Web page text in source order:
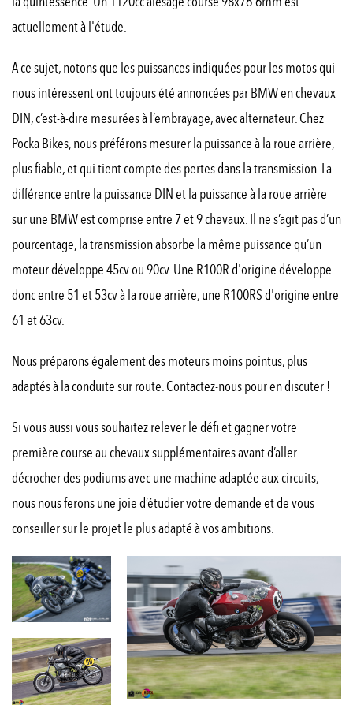
actuellement à l'étude.
A ce sujet, notons que les puissances indiquées pour les motos qui
nous intéressent ont toujours été annoncées par BMW en chevaux
DIN, c’est-à-dire mesurées à l’embrayage, avec alternateur. Chez
Pocka Bikes, nous préférons mesurer la puissance à la roue arrière,
plus fiable, et qui tient compte des pertes dans la transmission. La
différence entre la puissance DIN et la puissance à la roue arrière
sur une BMW est comprise entre 7 et 9 chevaux. Il ne s’agit pas d’un
pourcentage, la transmission absorbe la même puissance qu’un
moteur développe 45cv ou 90cv. Une R100R d'origine développe
donc entre 51 et 53cv à la roue arrière, une R100RS d'origine entre
61 et 63cv.
Nous préparons également des moteurs moins pointus, plus
adaptés à la conduite sur route. Contactez-nous pour en discuter !
Si vous aussi vous souhaitez relever le défi et gagner votre
première course au chevaux supplémentaires avant d’aller
décrocher des podiums avec une machine adaptée aux circuits,
nous nous ferons une joie d’étudier votre demande et de vous
conseiller sur le projet le plus adapté à vos ambitions.